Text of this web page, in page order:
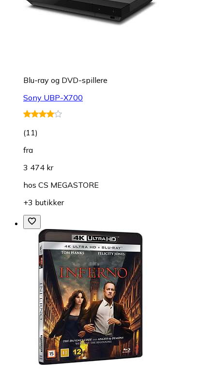
Blu-ray og DVD-spillere
Sony UBP-X700
(11)
fra
3 474 kr
hos CS MEGASTORE
+3 butikker